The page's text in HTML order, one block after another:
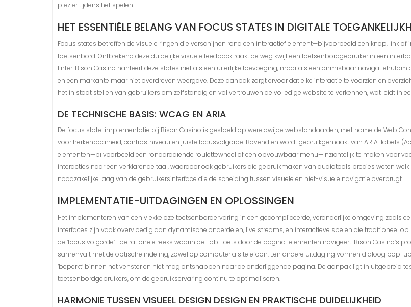
plezier tijdens het spelen.
HET ESSENTIËLE BELANG VAN FOCUS STATES IN DIGITALE
Focus states betreffen de visuele ringen die verschijnen rond een interactief element—bijvoorbeeld een knop, link
toetsenbord. Ontbrekend deze duidelijke visuele feedback raakt de weg kwijt een toetsenbordgebruiker in een
Enter. Bison Casino hanteert deze states niet als een uiterlijke toevoeging, maar als een onmisbaar
en een markante maar niet overdreven weergave. Deze aanpak zorgt ervoor dat elke interactie te voorzien en
het in staat stellen van gebruikers om zelfstandig en vol vertrouwen de volledige website te verkennen, wat leidt in
DE TECHNISCHE BASIS: WCAG EN ARIA
De focus state-implementatie bij Bison Casino is gestoeld op wereldwijde webstandaarden, met name de Web
voor herkenbaarheid, contrastniveau en juiste focusvolgorde. Bovendien wordt gebruikgemaakt van ARIA-labels
elementen—bijvoorbeeld een ronddraaiende roulettewheel of een opvouwbaar menu—inzichtelijk te maken voor
interacties naar een verklarende taal, waardoor ook gebruikers die gebruikmaken van audiotools precies weten
noodzakelijke laag van de gebruikersinterface die de scheiding tussen visuele en niet-visuele navigatie overbrugt.
IMPLEMENTATIE-UITDAGINGEN EN OPLOSSINGEN
Het implementeren van een vlekkeloze toetsenbordervaring in een gecompliceerde, veranderlijke omgeving zoals
interfaces zijn vaak overvloedig aan dynamische onderdelen, live streams, en interactieve spelen die traditioneel
de ‘focus volgorde’—de rationele reeks waarin de Tab-toets door de pagina-elementen navigeert. Bison Casino’s
samenvalt met de optische indeling, zowel op computer als telefoon. Een andere uitdaging vormen dialoog pop-
‘beperkt’ binnen het venster en niet mag ontsnappen naar de onderliggende pagina. De aanpak ligt in uitgebreid
toetsenbordgebruikers, om de gebruikservaring continu te optimaliseren.
HARMONIE TUSSEN VISUEEL DESIGN DESIGN EN PRAKTISCHE DUIDELIJKHEID